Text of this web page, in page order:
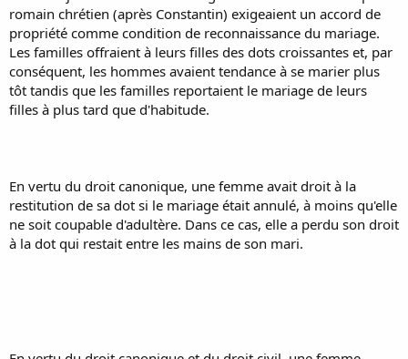
romain chrétien (après Constantin) exigeaient un accord de
propriété comme condition de reconnaissance du mariage.
Les familles offraient à leurs filles des dots croissantes et, par
conséquent, les hommes avaient tendance à se marier plus
tôt tandis que les familles reportaient le mariage de leurs
filles à plus tard que d'habitude.
En vertu du droit canonique, une femme avait droit à la
restitution de sa dot si le mariage était annulé, à moins qu'elle
ne soit coupable d'adultère. Dans ce cas, elle a perdu son droit
à la dot qui restait entre les mains de son mari.